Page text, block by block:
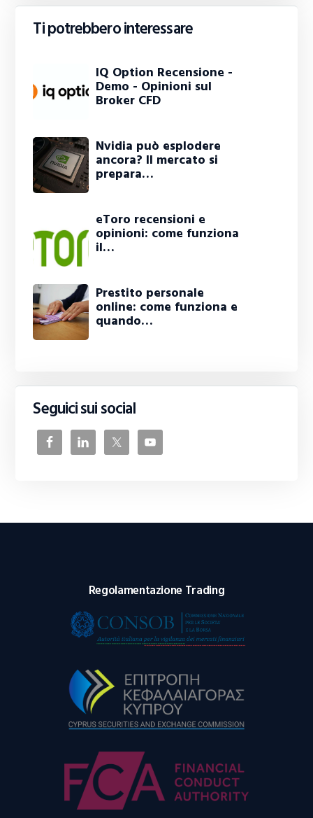
Ti potrebbero interessare
IQ Option Recensione -
Demo - Opinioni sul
Broker CFD
Nvidia può esplodere
ancora? Il mercato si
prepara…
eToro recensioni e
opinioni: come funziona
il…
Prestito personale
online: come funziona e
quando…
Seguici sui social
Regolamentazione Trading